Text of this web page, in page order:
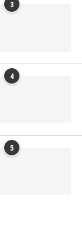
3
4
5